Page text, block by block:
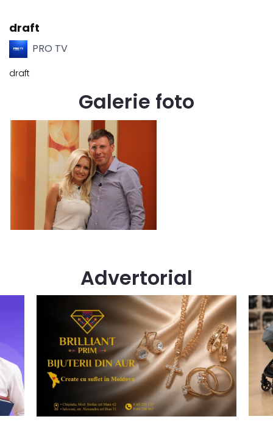
draft
PRO TV
draft
Galerie foto
Advertorial